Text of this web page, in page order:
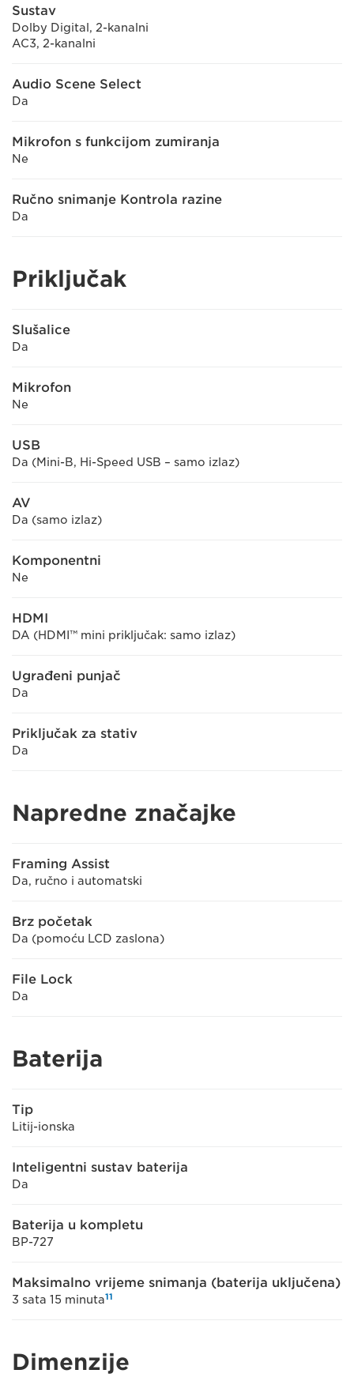
Sustav
Dolby Digital, 2-kanalni
AC3, 2-kanalni
Audio Scene Select
Da
Mikrofon s funkcijom zumiranja
Ne
Ručno snimanje Kontrola razine
Da
Priključak
Slušalice
Da
Mikrofon
Ne
USB
Da (Mini-B, Hi-Speed USB – samo izlaz)
AV
Da (samo izlaz)
Komponentni
Ne
HDMI
DA (HDMI™ mini priključak: samo izlaz)
Ugrađeni punjač
Da
Priključak za stativ
Da
Napredne značajke
Framing Assist
Da, ručno i automatski
Brz početak
Da (pomoću LCD zaslona)
File Lock
Da
Baterija
Tip
Litij-ionska
Inteligentni sustav baterija
Da
Baterija u kompletu
BP-727
Maksimalno vrijeme snimanja (baterija uključena)
3 sata 15 minuta11
Dimenzije